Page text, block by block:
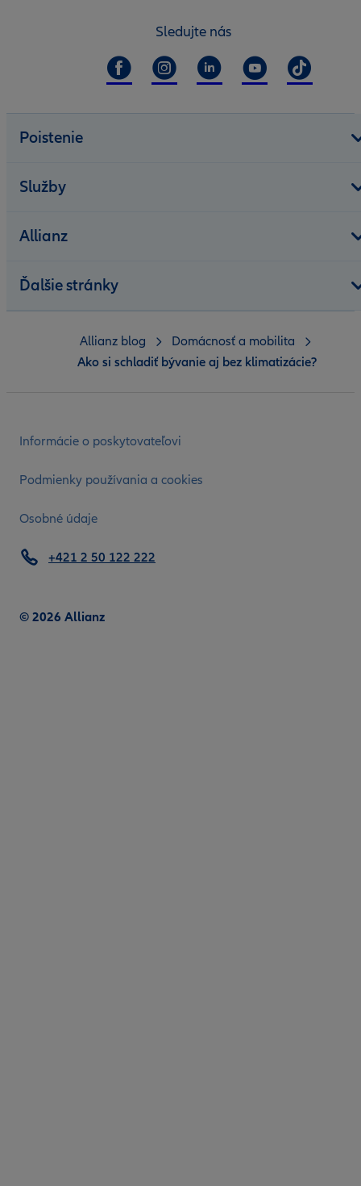
Sledujte nás
Poistenie
Služby
Allianz
Ďalšie stránky
Informácie o poskytovateľovi
Podmienky používania a cookies
Osobné údaje
© 2026 Allianz
+421 2 50 122 222
Allianz blog
Domácnosť a mobilita
Ako si schladiť bývanie aj bez klimatizácie?